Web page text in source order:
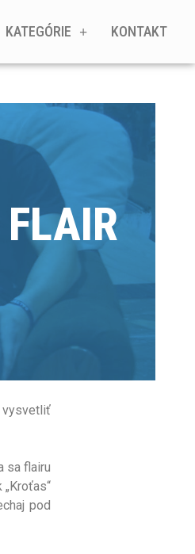
KATEGÓRIE KONTAKT
vysvetliť
sa flairu
pod